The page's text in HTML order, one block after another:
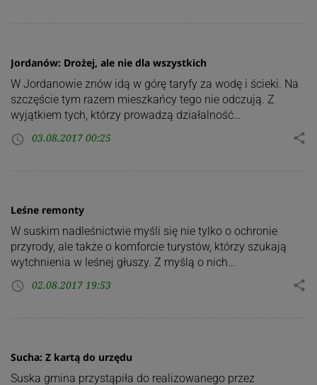
Jordanów: Drożej, ale nie dla wszystkich
W Jordanowie znów idą w górę taryfy za wodę i ścieki. Na
szczęście tym razem mieszkańcy tego nie odczują. Z
wyjątkiem tych, którzy prowadzą działalność…
access_time 03.08.2017 00:25 share
Leśne remonty
W suskim nadleśnictwie myśli się nie tylko o ochronie
przyrody, ale także o komforcie turystów, którzy szukają
wytchnienia w leśnej głuszy. Z myślą o nich…
access_time 02.08.2017 19:53 share
Sucha: Z kartą do urzędu
Suska gmina przystąpiła do realizowanego przez